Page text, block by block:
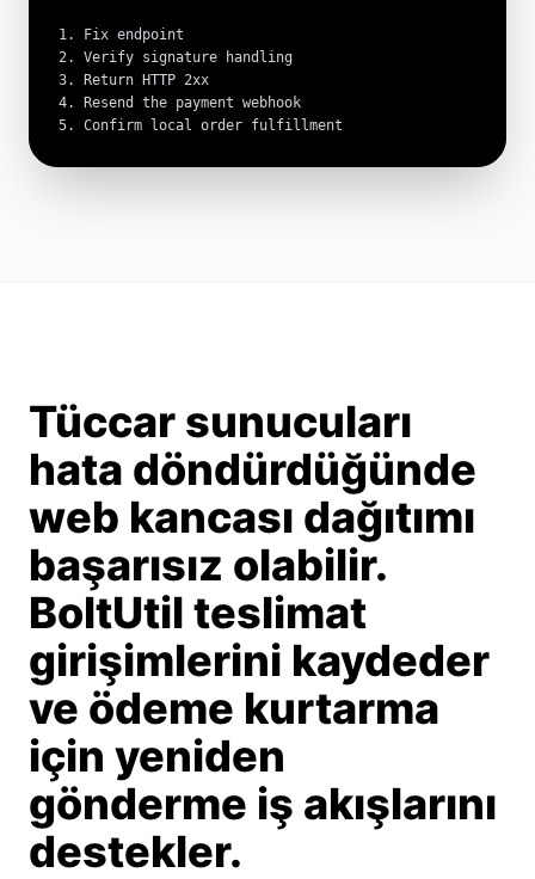
1. Fix endpoint
2. Verify signature handling
3. Return HTTP 2xx
4. Resend the payment webhook
5. Confirm local order fulfillment
Tüccar sunucuları
hata döndürdüğünde
web kancası dağıtımı
başarısız olabilir.
BoltUtil teslimat
girişimlerini kaydeder
ve ödeme kurtarma
için yeniden
gönderme iş akışlarını
destekler.